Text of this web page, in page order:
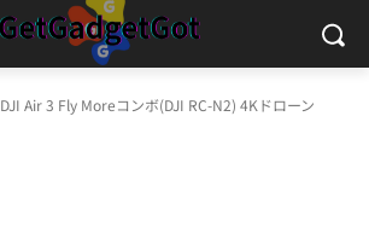
DJI Air 3 Fly Moreコンボ(DJI RC-N2) 4Kドローン